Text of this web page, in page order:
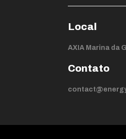
Local
AXIA Marina da
Contato